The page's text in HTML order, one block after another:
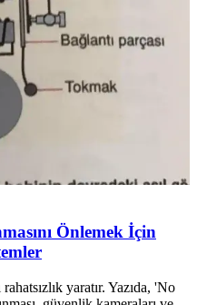
Önlemek İçin
yaratır. Yazıda, 'No